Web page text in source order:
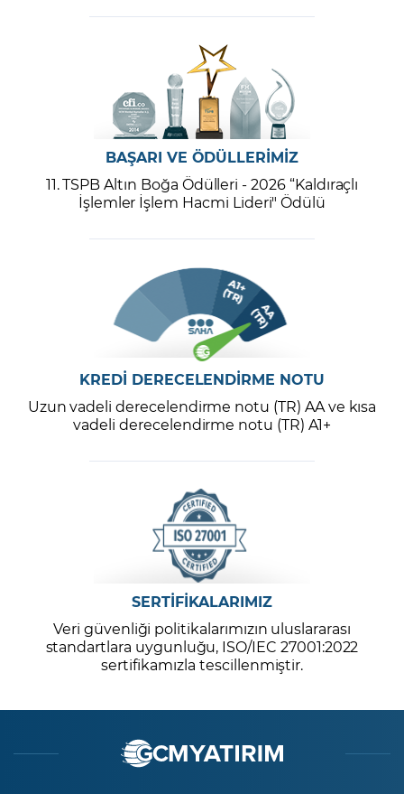
BAŞARI VE ÖDÜLLERİMİZ
11. TSPB Altın Boğa Ödülleri - 2026 “Kaldıraçlı
İşlemler İşlem Hacmi Lideri" Ödülü
KREDİ DERECELENDİRME NOTU
Uzun vadeli derecelendirme notu (TR) AA ve kısa
vadeli derecelendirme notu (TR) A1+
SERTİFİKALARIMIZ
Veri güvenliği politikalarımızın uluslararası
standartlara uygunluğu, ISO/IEC 27001:2022
sertifikamızla tescillenmiştir.